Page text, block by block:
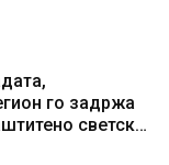
го задржа
светско